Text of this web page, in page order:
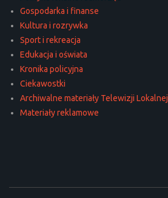
Gospodarka i finanse
Kultura i rozrywka
Sport i rekreacja
Edukacja i oświata
Kronika policyjna
Ciekawostki
Archiwalne materiały Telewizji Lokalnej
Materiały reklamowe